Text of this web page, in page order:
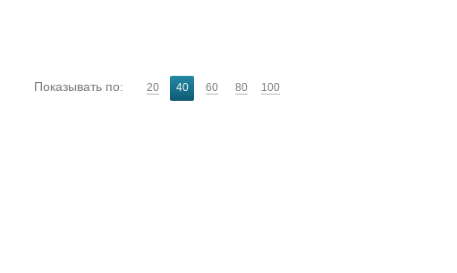
Показывать по: 20 40 60 80 100